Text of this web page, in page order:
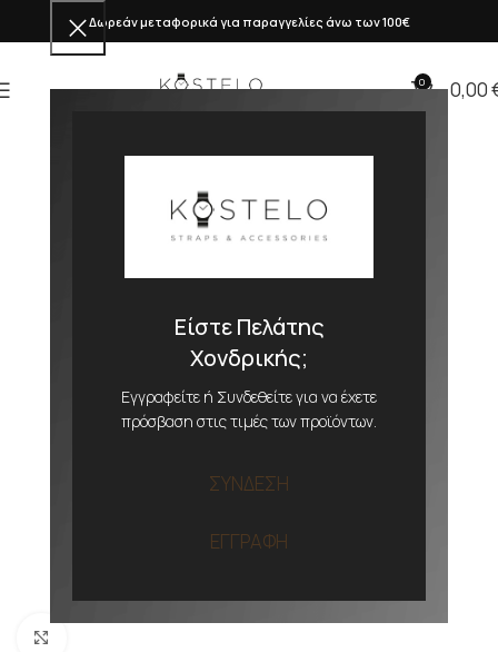
Είστε Πελάτης
Χονδρικής;
Εγγραφείτε ή Συνδεθείτε για να έχετε
πρόσβαση στις τιμές των προϊόντων.
ΣΥΝΔΕΣΗ
ΕΓΓΡΑΦΗ
Δωρεάν μεταφορικά για παραγγελίες άνω των 100€
0 0,00